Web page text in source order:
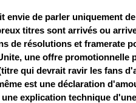
envie de parler uniquement
titres sont arrivés ou
de résolutions et framerate
une offre promotionnelle
qui devrait ravir les fans
est une déclaration
une explication technique